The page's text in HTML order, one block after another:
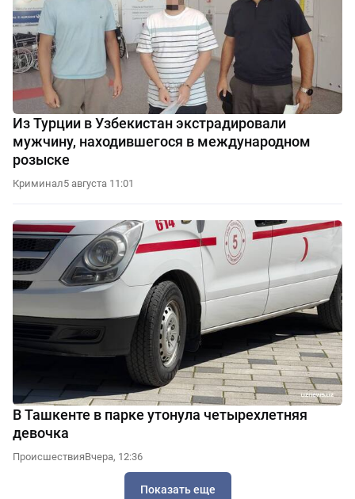
Из Турции в Узбекистан экстрадировали
мужчину, находившегося в международном
розыске
Криминал5 августа 11:01
В Ташкенте в парке утонула четырехлетняя
девочка
ПроисшествияВчера, 12:36
Показать еще